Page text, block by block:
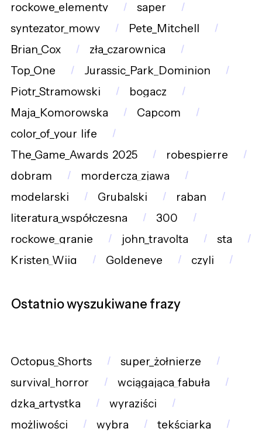
rockowe_elementy
saper
syntezator_mowy
Pete_Mitchell
Brian_Cox
zła_czarownica
Top_One
Jurassic_Park_Dominion
Piotr_Stramowski
bogacz
Maja_Komorowska
Capcom
color_of_your_life
The_Game_Awards_2025
robespierre
dobram
mordercza_zjawa
modelarski
Grubalski
raban
literatura_współczesna
300
rockowe_granie
john_travolta
sta
Kristen_Wiig
Goldeneye czyli
Ostatnio wyszukiwane frazy
Octopus_Shorts
super_żołnierze
survival_horror
wciągająca_fabuła
dzka_artystka
wyraziści
możliwości
wybra
tekściarka